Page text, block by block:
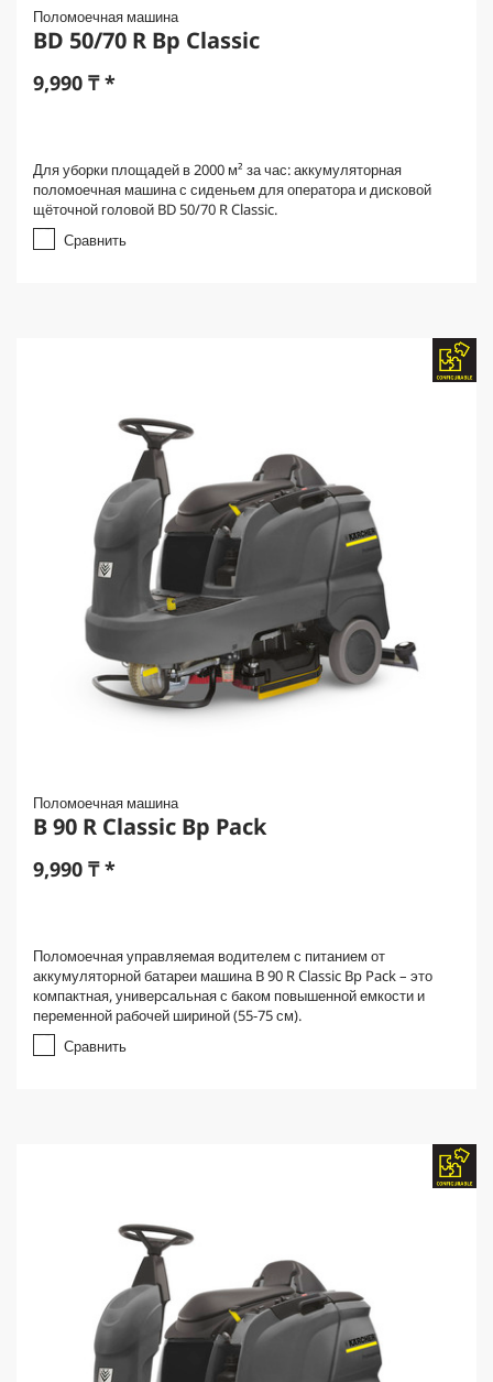
Поломоечная машина
BD 50/70 R Bp Classic
9,990 ₸*
Для уборки площадей в 2000 м² за час: аккумуляторная
поломоечная машина с сиденьем для оператора и дисковой
щёточной головой BD 50/70 R Classic.
Сравнить
Поломоечная машина
B 90 R Classic Bp Pack
9,990 ₸*
Поломоечная управляемая водителем с питанием от
аккумуляторной батареи машина B 90 R Classic Bp Pack – это
компактная, универсальная с баком повышенной емкости и
переменной рабочей шириной (55-75 см).
Сравнить